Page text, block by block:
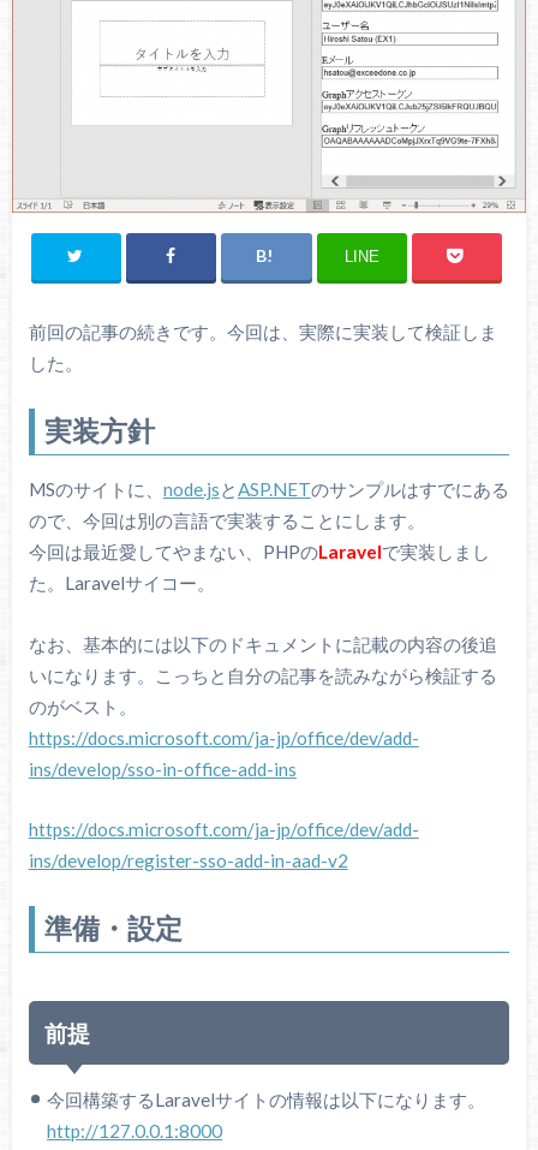
LINE
前回の記事の続きです。今回は、実際に実装して検証しま
した。
実装方針
MSのサイトに、 node.jsとASP.NETのサンプルはすでにある
ので、今回は別の言語で実装することにします。
今回は最近愛してやまない、PHPのLaravelで実装しまし
た。Laravelサイコー。
なお、基本的には以下のドキュメントに記載の内容の後追
いになります。こっちと自分の記事を読みながら検証する
のがベスト。
https://docs.microsoft.com/ja-jp/office/dev/add-
ins/develop/sso-in-office-add-ins
https://docs.microsoft.com/ja-jp/office/dev/add-
ins/develop/register-sso-add-in-aad-v2
準備・設定
前提
今回構築するLaravelサイトの情報は以下になります。
http://127.0.0.1:8000